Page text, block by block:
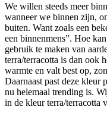
We willen steeds meer
wanneer we binnen zijn,
buiten. Want zoals een
een binnenmens”. Hoe
gebruik te maken van
terra/terracotta is dan ook
warmte en valt best op,
Daarnaast past deze kleur
nu helemaal trending is.
in de kleur terra/terracotta